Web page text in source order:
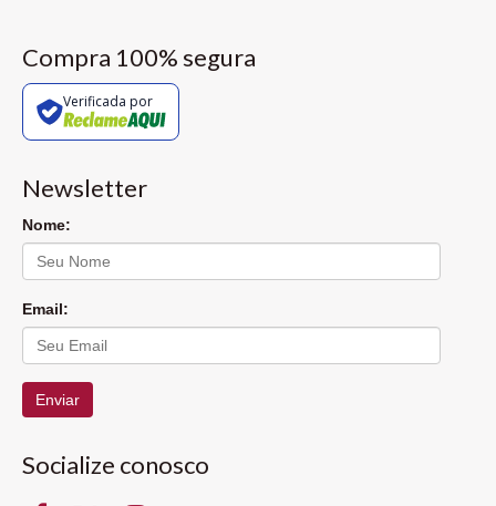
Compra 100% segura
Verificada por
Newsletter
Nome:
Email:
Enviar
Socialize conosco